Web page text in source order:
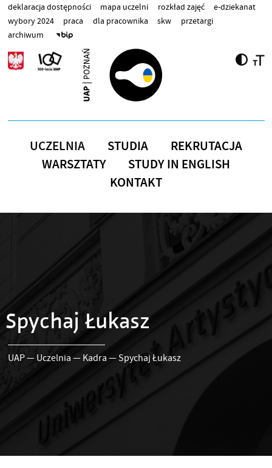
Przejdź do treści
deklaracja dostępności mapa uczelni rozkład zajęć
e-dziekanat
wybory 2024
praca dla pracownika skw
przetargi
archiwum
UCZELNIA STUDIA
REKRUTACJA
WARSZTATY
STUDY IN ENGLISH
KONTAKT
Spychaj Łukasz
UAP— Uczelnia — Kadra —Spychaj Łukasz